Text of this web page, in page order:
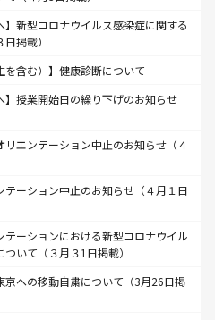
】新型コロナウイルス感染症に関する
掲載）
を含む）】健康診断について
】授業開始日の繰り下げのお知らせ
リエンテーション中止のお知らせ（４
テーション中止のお知らせ（４月１日
テーションにおける新型コロナウイル
いて（３月３1日掲載）
京への移動自粛について（3月26日掲